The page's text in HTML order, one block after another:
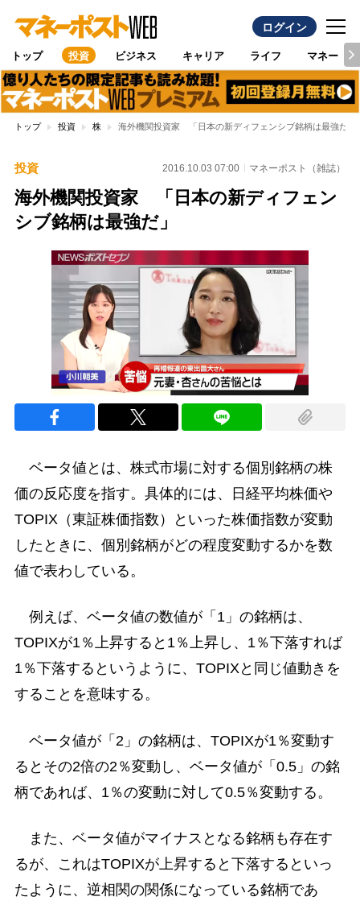
ログイン
トップ 投資 ビジネス キャリア ライフ マネー
トップ 投資 株 海外機関投資家 「日本の新ディフェンシブ銘柄は最強だ」
投資 2016.10.03 07:00 マネーポスト（雑誌）
海外機関投資家 「日本の新ディフェン
シブ銘柄は最強だ」
ベータ値とは、株式市場に対する個別銘柄の株
価の反応度を指す。具体的には、日経平均株価や
TOPIX（東証株価指数）といった株価指数が変動
したときに、個別銘柄がどの程度変動するかを数
値で表わしている。
例えば、ベータ値の数値が「1」の銘柄は、
TOPIXが1％上昇すると1％上昇し、1％下落すれば
1％下落するというように、TOPIXと同じ値動きを
することを意味する。
ベータ値が「2」の銘柄は、TOPIXが1％変動す
るとその2倍の2％変動し、ベータ値が「0.5」の銘
柄であれば、1％の変動に対して0.5％変動する。
また、ベータ値がマイナスとなる銘柄も存在す
るが、これはTOPIXが上昇すると下落するといっ
たように、逆相関の関係になっている銘柄であ